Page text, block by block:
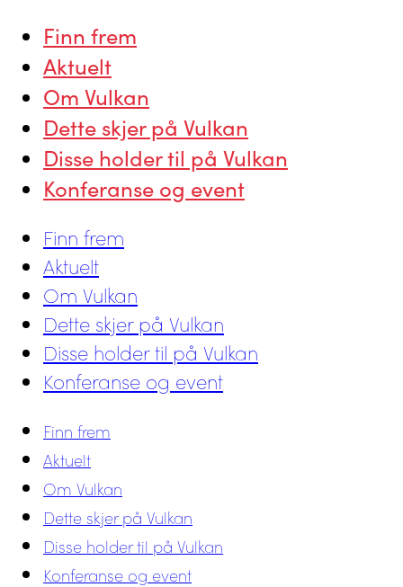
Finn frem
Aktuelt
Om Vulkan
Dette skjer på Vulkan
Disse holder til på Vulkan
Konferanse og event
Finn frem
Aktuelt
Om Vulkan
Dette skjer på Vulkan
Disse holder til på Vulkan
Konferanse og event
Finn frem
Aktuelt
Om Vulkan
Dette skjer på Vulkan
Disse holder til på Vulkan
Konferanse og event